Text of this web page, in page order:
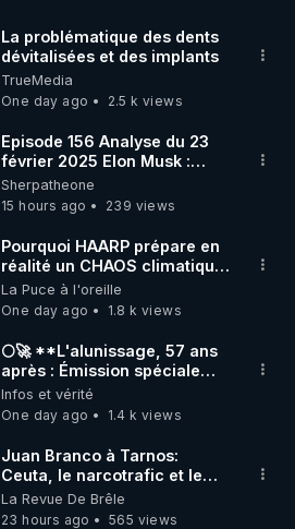
La problématique des dents
dévitalisées et des implants
TrueMedia
One day ago
2.5 k views
Episode 156 Analyse du 23
février 2025 Elon Musk :
Houston , on a un problème !
Sherpatheone
15 hours ago
239 views
Pourquoi HAARP prépare en
réalité un CHAOS climatique,
on répond
La Puce à l'oreille
One day ago
1.8 k views
🌕🚀 **L'alunissage, 57 ans
après : Émission spéciale
avec John Doe !** 👨 🚀✨
Infos et vérité
One day ago
1.4 k views
Juan Branco à Tarnos:
Ceuta, le narcotrafic et le
pouvoir en France
La Revue De Brêle
23 hours ago
565 views